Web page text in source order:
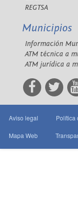
REGTSA
Municipios
Información
ATM técnica a
ATM jurídica a
Aviso legal Política
Mapa Web